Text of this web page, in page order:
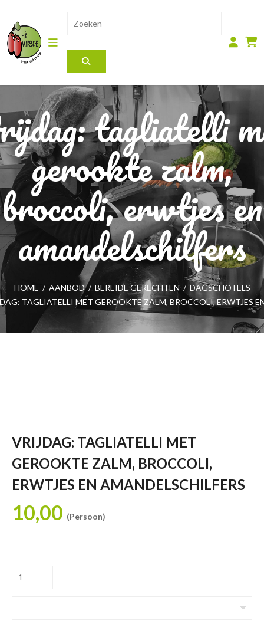
tagliatelli
gerookte zalm,
broccoli, erwtjes en
amandelschilfers
HOME / AANBOD / BEREIDE GERECHTEN / DAGSCHOTELS
TAGLIATELLI MET GEROOKTE ZALM, BROCCOLI, ERWTJES
VRIJDAG: TAGLIATELLI MET
GEROOKTE ZALM, BROCCOLI,
ERWTJES EN AMANDELSCHILFERS
10,00 (Persoon)